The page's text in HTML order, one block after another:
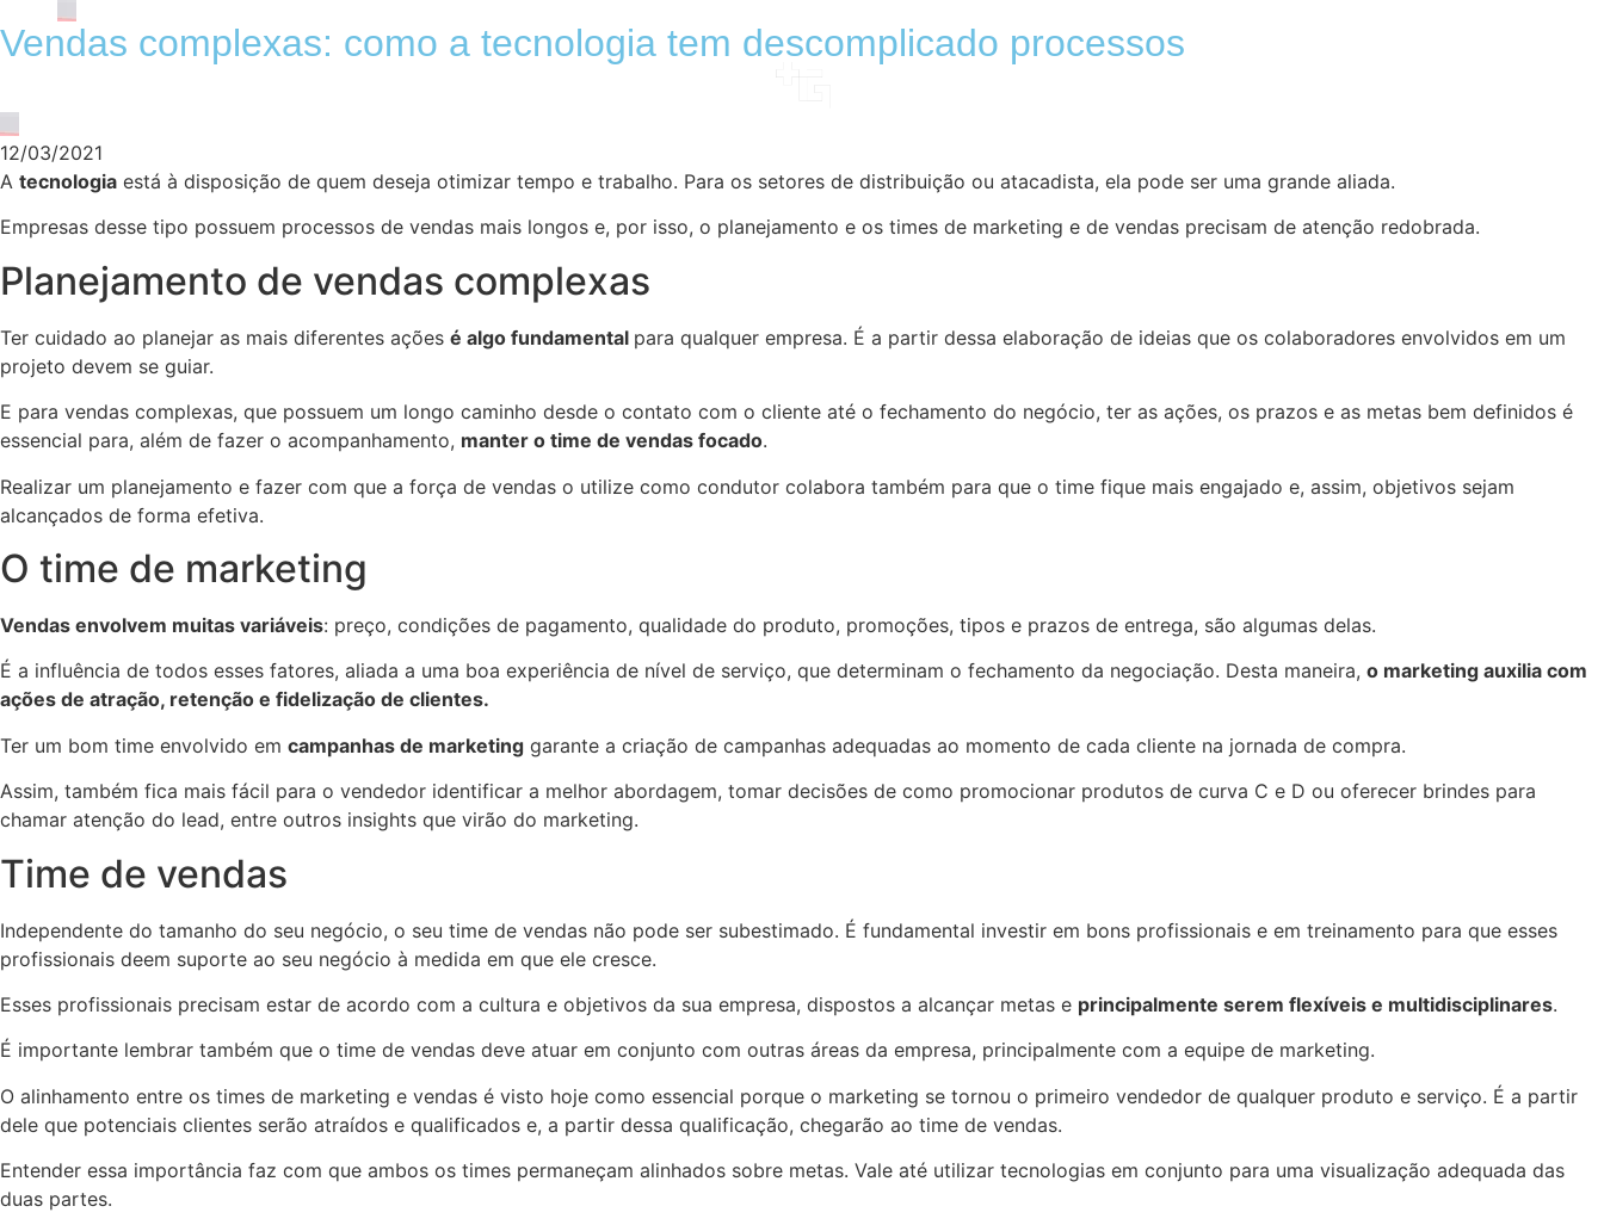
Vendas complexas: como a tecnologia tem descomplicado processos
12/03/2021
A tecnologia está à disposição de quem deseja otimizar tempo e trabalho. Para os setores de distribuição ou atacadista, ela pode ser uma grande aliada.
Empresas desse tipo possuem processos de vendas mais longos e, por isso, o planejamento e os times de marketing e de vendas precisam de atenção redobrada.
Planejamento de vendas complexas
Ter cuidado ao planejar as mais diferentes ações é algo fundamental para qualquer empresa. É a partir dessa elaboração de ideias que os colaboradores envolvidos em um
projeto devem se guiar.
E para vendas complexas, que possuem um longo caminho desde o contato com o cliente até o fechamento do negócio, ter as ações, os prazos e as metas bem definidos é
essencial para, além de fazer o acompanhamento, manter o time de vendas focado.
Realizar um planejamento e fazer com que a força de vendas o utilize como condutor colabora também para que o time fique mais engajado e, assim, objetivos sejam
alcançados de forma efetiva.
O time de marketing
Vendas envolvem muitas variáveis: preço, condições de pagamento, qualidade do produto, promoções, tipos e prazos de entrega, são algumas delas.
É a influência de todos esses fatores, aliada a uma boa experiência de nível de serviço, que determinam o fechamento da negociação. Desta maneira, o marketing auxilia com
ações de atração, retenção e fidelização de clientes.
Ter um bom time envolvido em campanhas de marketing garante a criação de campanhas adequadas ao momento de cada cliente na jornada de compra.
Assim, também fica mais fácil para o vendedor identificar a melhor abordagem, tomar decisões de como promocionar produtos de curva C e D ou oferecer brindes para
chamar atenção do lead, entre outros insights que virão do marketing.
Time de vendas
Independente do tamanho do seu negócio, o seu time de vendas não pode ser subestimado. É fundamental investir em bons profissionais e em treinamento para que esses
profissionais deem suporte ao seu negócio à medida em que ele cresce.
Esses profissionais precisam estar de acordo com a cultura e objetivos da sua empresa, dispostos a alcançar metas e principalmente serem flexíveis e multidisciplinares.
É importante lembrar também que o time de vendas deve atuar em conjunto com outras áreas da empresa, principalmente com a equipe de marketing.
O alinhamento entre os times de marketing e vendas é visto hoje como essencial porque o marketing se tornou o primeiro vendedor de qualquer produto e serviço. É a partir
dele que potenciais clientes serão atraídos e qualificados e, a partir dessa qualificação, chegarão ao time de vendas.
Entender essa importância faz com que ambos os times permaneçam alinhados sobre metas. Vale até utilizar tecnologias em conjunto para uma visualização adequada das
duas partes.